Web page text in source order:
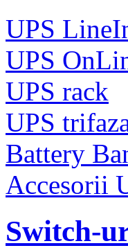
UPS
UPS
UPS rack
UPS
Battery
Accesorii
Switch-